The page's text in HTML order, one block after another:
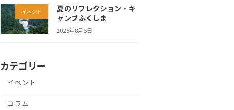
イベント
夏のリフレクション・キ
ャンプふくしま
2025年8月6日
カテゴリー
イベント
コラム